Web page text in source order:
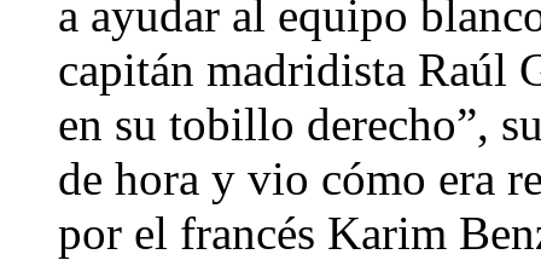
a ayudar al equipo
capitán madridista Raúl
en su tobillo derecho”,
de hora y vio cómo era
por el francés Karim